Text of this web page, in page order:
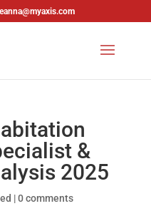
&
2025
|0 comments